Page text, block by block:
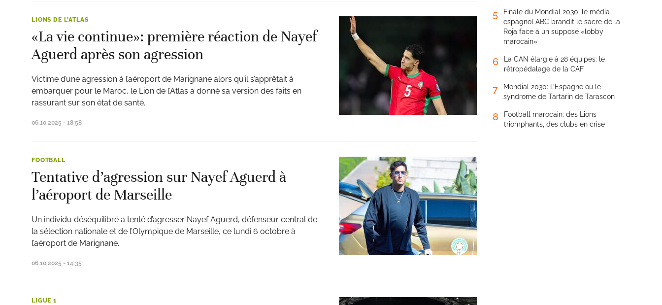
LIONS DE L'ATLAS
«La vie continue»: première réaction de Nayef
Aguerd après son agression
Victime d’une agression à l’aéroport de Marignane alors qu’il s’apprêtait à
embarquer pour le Maroc, le Lion de l’Atlas a donné sa version des faits en
rassurant sur son état de santé.
06.10.2025 - 18:58
FOOTBALL
Tentative d’agression sur Nayef Aguerd à
l’aéroport de Marseille
Un individu déséquilibré a tenté d’agresser Nayef Aguerd, défenseur central de
la sélection nationale et de l’Olympique de Marseille, ce lundi 6 octobre à
l’aéroport de Marignane.
06.10.2025 - 14:35
LIGUE 1
5
Finale du Mondial 2030: le média
espagnol ABC brandit le sacre de la
Roja face à un supposé «lobby
marocain»
6
La CAN élargie à 28 équipes: le
rétropédalage de la CAF
7
Mondial 2030: L’Espagne ou le
syndrome de Tartarin de Tarascon
8
Football marocain: des Lions
triomphants, des clubs en crise